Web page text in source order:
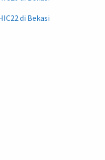
di Bekasi